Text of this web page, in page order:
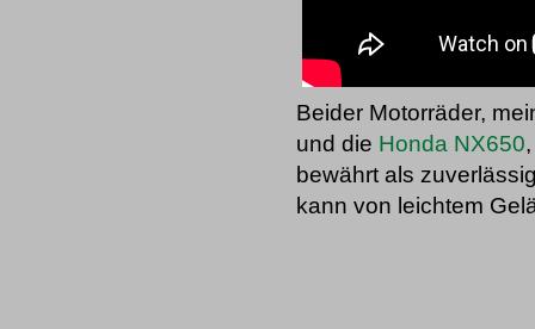
Beider Motorräder,
und die Honda NX650
bewährt als
kann von leichtem